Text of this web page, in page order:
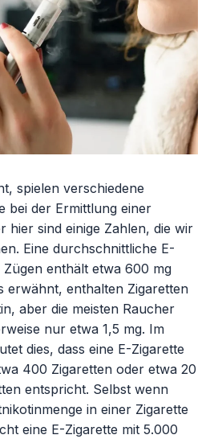
spielen verschiedene
bei der Ermittlung einer
hier sind einige Zahlen, die wir
Eine durchschnittliche E-
Zügen enthält etwa 600 mg
erwähnt, enthalten Zigaretten
aber die meisten Raucher
nur etwa 1,5 mg. Im
dies, dass eine E-Zigarette
400 Zigaretten oder etwa 20
entspricht. Selbst wenn
in einer Zigarette
eine E-Zigarette mit 5.000